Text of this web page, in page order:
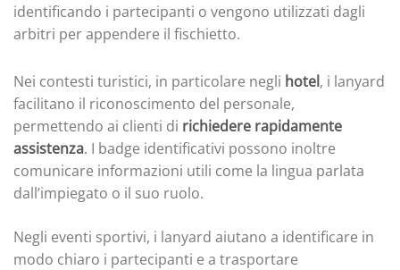
identificando i partecipanti o vengono utilizzati dagli
arbitri per appendere il fischietto.
Nei contesti turistici, in particolare negli hotel, i lanyard
facilitano il riconoscimento del personale,
permettendo ai clienti di richiedere rapidamente
assistenza. I badge identificativi possono inoltre
comunicare informazioni utili come la lingua parlata
dall’impiegato o il suo ruolo.
Negli eventi sportivi, i lanyard aiutano a identificare in
modo chiaro i partecipanti e a trasportare